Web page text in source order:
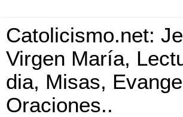
Catolicismo.net:
Virgen María,
dia, Misas,
Oraciones..